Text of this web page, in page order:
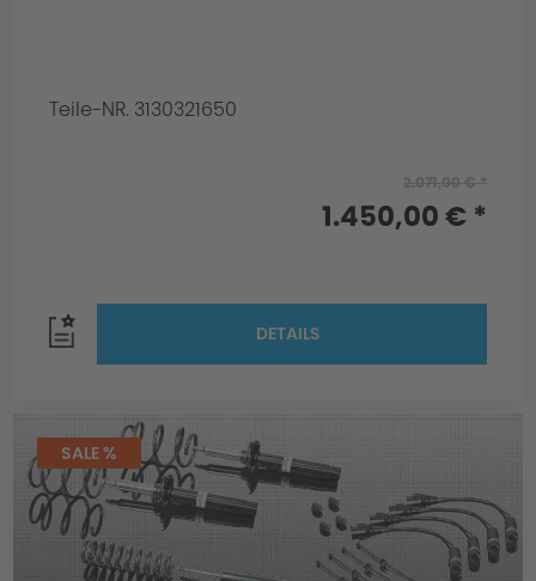
Teile-NR. 3130321650
1.450,00 € *
DETAILS
SALE %